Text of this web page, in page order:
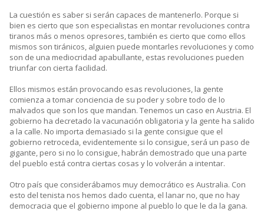
La cuestión es saber si serán capaces de mantenerlo. Porque si
bien es cierto que son especialistas en montar revoluciones contra
tiranos más o menos opresores, también es cierto que como ellos
mismos son tiránicos, alguien puede montarles revoluciones y como
son de una mediocridad apabullante, estas revoluciones pueden
triunfar con cierta facilidad.
Ellos mismos están provocando esas revoluciones, la gente
comienza a tomar conciencia de su poder y sobre todo de lo
malvados que son los que mandan. Tenemos un caso en Austria. El
gobierno ha decretado la vacunación obligatoria y la gente ha salido
a la calle. No importa demasiado si la gente consigue que el
gobierno retroceda, evidentemente si lo consigue, será un paso de
gigante, pero si no lo consigue, habrán demostrado que una parte
del pueblo está contra ciertas cosas y lo volverán a intentar.
Otro país que considerábamos muy democrático es Australia. Con
esto del tenista nos hemos dado cuenta, el lanar no, que no hay
democracia que el gobierno impone al pueblo lo que le da la gana.